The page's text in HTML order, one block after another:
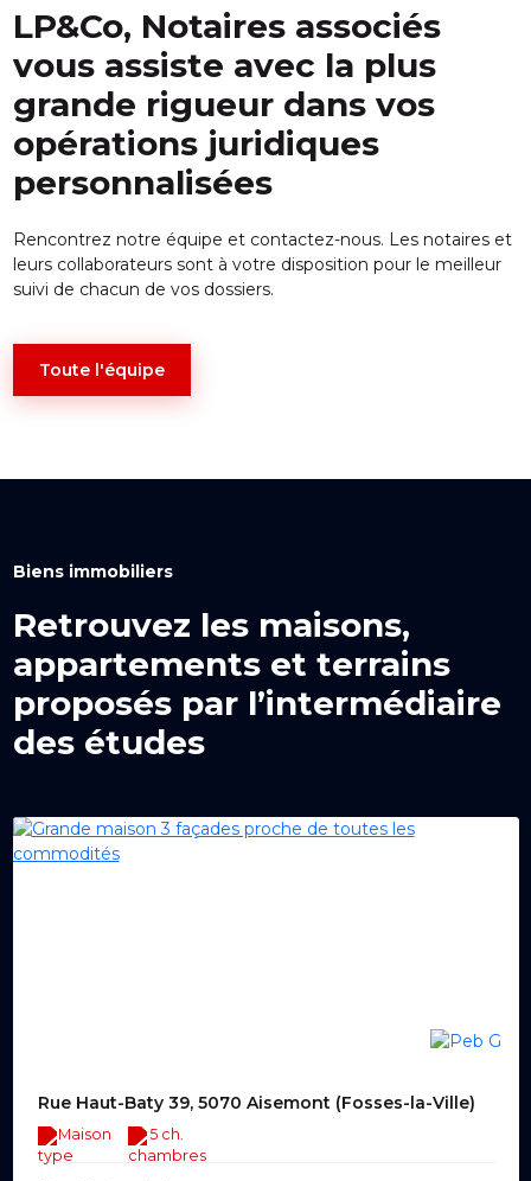
LP&Co, Notaires associés
vous assiste avec la plus
grande rigueur dans vos
opérations juridiques
personnalisées
Rencontrez notre équipe et contactez-nous. Les notaires et
leurs collaborateurs sont à votre disposition pour le meilleur
suivi de chacun de vos dossiers.
Toute l'équipe
Biens immobiliers
Retrouvez les maisons,
appartements et terrains
proposés par l’intermédiaire
des études
Rue Haut-Baty 39, 5070 Aisemont (Fosses-la-Ville)
Maison 5 ch.